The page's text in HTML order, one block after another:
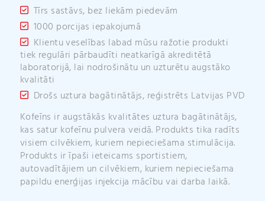
Tīrs sastāvs, bez liekām piedevām
1000 porcijas iepakojumā
Klientu veselības labad mūsu ražotie produkti
tiek regulāri pārbaudīti neatkarīgā akreditētā
laboratorijā, lai nodrošinātu un uzturētu augstāko
kvalitāti
Drošs uztura bagātinātājs, reģistrēts Latvijas PVD
Kofeīns ir augstākās kvalitātes uztura bagātinātājs,
kas satur kofeīnu pulvera veidā. Produkts tika radīts
visiem cilvēkiem, kuriem nepieciešama stimulācija.
Produkts ir īpaši ieteicams sportistiem,
autovadītājiem un cilvēkiem, kuriem nepieciešama
papildu enerģijas injekcija mācību vai darba laikā.